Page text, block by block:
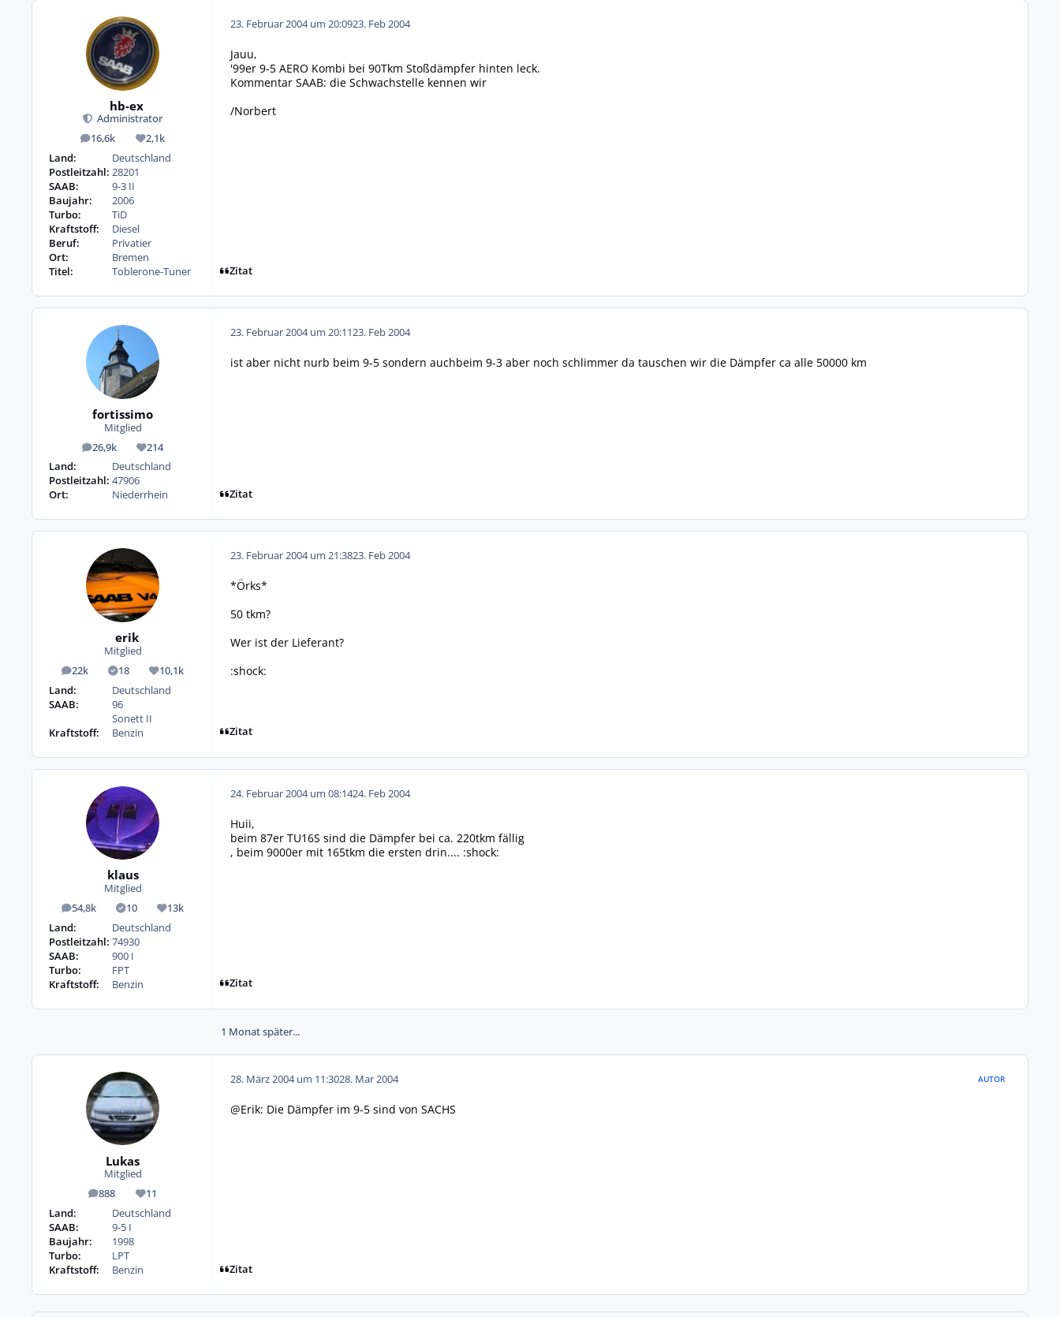
hb-ex
Administrator
16,6k
Beiträge 2,1k
Reputation
Land:
Deutschland
Postleitzahl: 28201
SAAB:
9-3 II
Baujahr:
2006
Turbo:
TiD
Kraftstoff:
Diesel
Beruf:
Privatier
Ort:
Bremen
Titel:
Toblerone-Tuner
23. Februar 2004 um 20:0923. Feb 2004
Jauu,
'99er 9-5 AERO Kombi bei 90Tkm Stoßdämpfer hinten leck.
Kommentar SAAB: die Schwachstelle kennen wir
/Norbert
Zitat
fortissimo
Mitglied
26,9k
Beiträge 214
Reputation
Land:
Deutschland
Postleitzahl: 47906
Ort:
Niederrhein
23. Februar 2004 um 20:1123. Feb 2004
ist aber nicht nurb beim 9-5 sondern auchbeim 9-3 aber noch schlimmer da tauschen wir die Dämpfer ca alle 50000 km
Zitat
erik
Mitglied
22k
Beiträge 18
Lösungen10,1k
Reputation
Land:
Deutschland
SAAB:
96
Sonett II
Kraftstoff:
Benzin
23. Februar 2004 um 21:3823. Feb 2004
*Örks*
50 tkm?
Wer ist der Lieferant?
:shock:
Zitat
klaus
Mitglied
54,8k
Beiträge 10
Lösungen13k
Reputation
Land:
Deutschland
Postleitzahl: 74930
SAAB:
900 I
Turbo:
FPT
Kraftstoff:
Benzin
24. Februar 2004 um 08:1424. Feb 2004
Huii,
beim 87er TU16S sind die Dämpfer bei ca. 220tkm fällig
, beim 9000er mit 165tkm die ersten drin.... :shock:
Zitat
1 Monat später...
Lukas
Mitglied
888
Beiträge 11
Reputation
Land:
Deutschland
SAAB:
9-5 I
Baujahr:
1998
Turbo:
LPT
Kraftstoff:
Benzin
28. März 2004 um 11:3028. Mar 2004 AUTOR
@Erik: Die Dämpfer im 9-5 sind von SACHS
Zitat